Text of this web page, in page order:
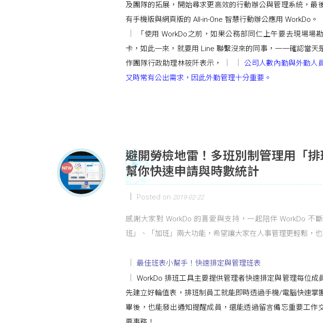
及團隊的拓展，開始尋求更高效的行動辦公與管理系統，最
有手機版與網頁版的 All-in-One 智慧行動辦公應用 WorkDo。
「使用 WorkDo之前，如果公務部同仁上午要去現場場
卡，如此一來，就要用 Line 聯繫沒來的同事，一一確認當天
作團隊行政助理林筱阡表示，
公司人數內勤與外勤人
又時常有公出需求，因此外勤管理十分重要。
避開勞檢地雷！多班別制管理用「排
幫你快速申請與時數統計
Posted on 2019-02-22
感謝大家對 WorkDo 的喜愛與支持，一起陪伴 WorkDo 不
班」、「加班」兩大功能，希望讓大家在人事管理更輕鬆，
最佳班表小幫手！快速排定與管理班表
WorkDo 排班工具主要提供管理者快速排定與管理每位成
先建立好輪值表，排班制員工就能即時透過手機/電腦快速掌
畢後，也能發出通知提醒成員，還能透過留言備忘重要工作